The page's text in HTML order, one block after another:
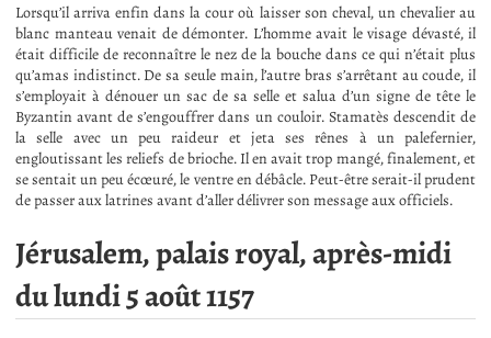
Lorsqu’il arriva enfin dans la cour où laisser son cheval, un chevalier au
blanc manteau venait de démonter. L’homme avait le visage dévasté, il
était difficile de reconnaître le nez de la bouche dans ce qui n’était plus
qu’amas indistinct. De sa seule main, l’autre bras s’arrêtant au coude, il
s’employait à dénouer un sac de sa selle et salua d’un signe de tête le
Byzantin avant de s’engouffrer dans un couloir. Stamatès descendit de
la selle avec un peu raideur et jeta ses rênes à un palefernier,
engloutissant les reliefs de brioche. Il en avait trop mangé, finalement, et
se sentait un peu écœuré, le ventre en débâcle. Peut-être serait-il prudent
de passer aux latrines avant d’aller délivrer son message aux officiels.
Jérusalem, palais royal, après-midi
du lundi 5 août 1157